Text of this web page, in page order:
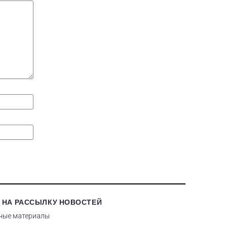
НА РАССЫЛКУ НОВОСТЕЙ
материалы